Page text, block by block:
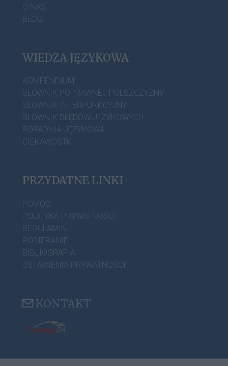
O NAS
BLOG
WIEDZA JĘZYKOWA
KOMPENDIUM
SŁOWNIK POPRAWNEJ POLSZCZYZNY
SŁOWNIK INTERPUNKCYJNY
SŁOWNIK BŁĘDÓW JĘZYKOWYCH
PORADNIA JĘZYKOWA
CIEKAWOSTKI
PRZYDATNE LINKI
POMOC
POLITYKA PRYWATNOŚCI
REGULAMIN
POBIERANIE
BIBLIOGRAFIA
USTAWIENIA PRYWATNOŚCI
KONTAKT